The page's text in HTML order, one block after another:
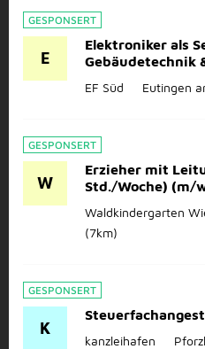
GESPONSERT
E
Elektroniker als
Gebäudetechnik
EF Süd Eutingen
GESPONSERT
W
Erzieher mit
Std./Woche) (m/
Waldkindergarten
(7km)
GESPONSERT
K
kanzleihafen